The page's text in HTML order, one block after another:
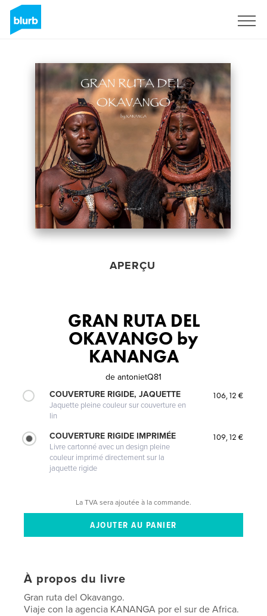
APERÇU
GRAN RUTA DEL
OKAVANGO by
KANANGA
de antonietQ81
COUVERTURE RIGIDE, JAQUETTE
Jaquette pleine couleur sur couverture en
lin
106,12 €
COUVERTURE RIGIDE IMPRIMÉE
Livre cartonné avec un design pleine
couleur imprimé directement sur la
jaquette rigide
109,12 €
La TVA sera ajoutée à la commande.
À propos du livre
Gran ruta del Okavango.
Viaje con la agencia KANANGA por el sur de Africa.